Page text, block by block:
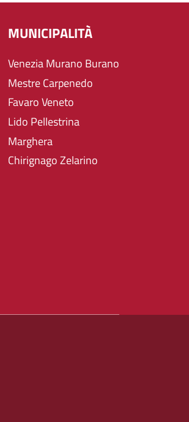
MUNICIPALITÀ
Venezia Murano Burano
Mestre Carpenedo
Favaro Veneto
Lido Pellestrina
Marghera
Chirignago Zelarino